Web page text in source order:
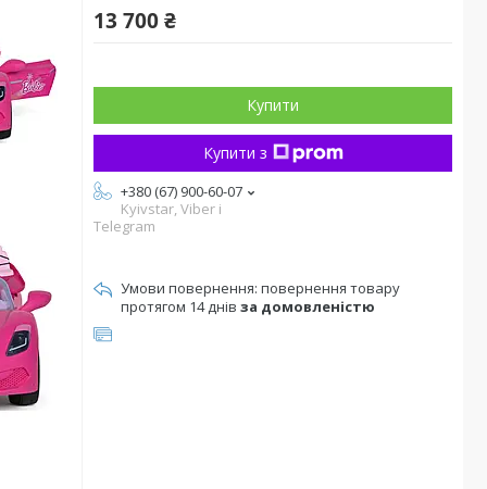
13 700 ₴
Купити
Купити з
+380 (67) 900-60-07
Kyivstar, Viber i
Telegram
повернення товару
протягом 14 днів за домовленістю